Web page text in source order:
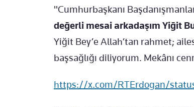
"Cumhurbaşkanı
değerli mesai arkadaşım Yiğit
Yiğit Bey’e Allah’tan rahmet;
başsağlığı diliyorum. Mekânı
https://x.com/RTErdogan/